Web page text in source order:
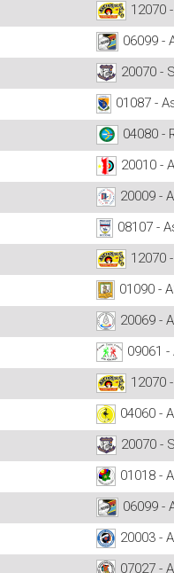
12070
06099 -
20070 -
01087 -
04080 -
20010 -
20009 -
08107 -
12070
01090 -
20069 -
09061 -
12070
04060 -
20070 -
01018 -
06099 -
20003 -
07027 -